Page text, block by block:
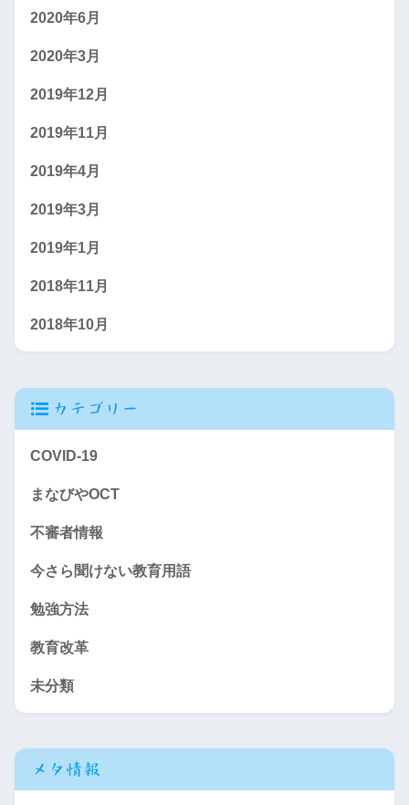
2020年6月
2020年3月
2019年12月
2019年11月
2019年4月
2019年3月
2019年1月
2018年11月
2018年10月
カテゴリー
COVID-19
まなびやOCT
不審者情報
今さら聞けない教育用語
勉強方法
教育改革
未分類
メタ情報